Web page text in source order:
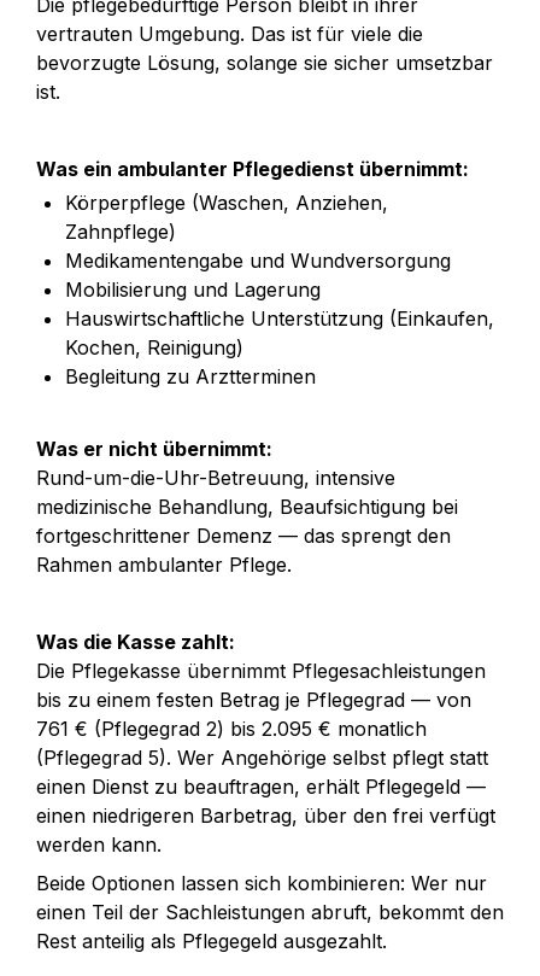
Die pflegebedürftige Person bleibt in ihrer
vertrauten Umgebung. Das ist für viele die
bevorzugte Lösung, solange sie sicher umsetzbar
ist.
Was ein ambulanter Pflegedienst übernimmt:
Körperpflege (Waschen, Anziehen,
Zahnpflege)
Medikamentengabe und Wundversorgung
Mobilisierung und Lagerung
Hauswirtschaftliche Unterstützung (Einkaufen,
Kochen, Reinigung)
Begleitung zu Arztterminen
Was er nicht übernimmt:
Rund-um-die-Uhr-Betreuung, intensive
medizinische Behandlung, Beaufsichtigung bei
fortgeschrittener Demenz — das sprengt den
Rahmen ambulanter Pflege.
Was die Kasse zahlt:
Die Pflegekasse übernimmt Pflegesachleistungen
bis zu einem festen Betrag je Pflegegrad — von
761 € (Pflegegrad 2) bis 2.095 € monatlich
(Pflegegrad 5). Wer Angehörige selbst pflegt statt
einen Dienst zu beauftragen, erhält Pflegegeld —
einen niedrigeren Barbetrag, über den frei verfügt
werden kann.
Beide Optionen lassen sich kombinieren: Wer nur
einen Teil der Sachleistungen abruft, bekommt den
Rest anteilig als Pflegegeld ausgezahlt.